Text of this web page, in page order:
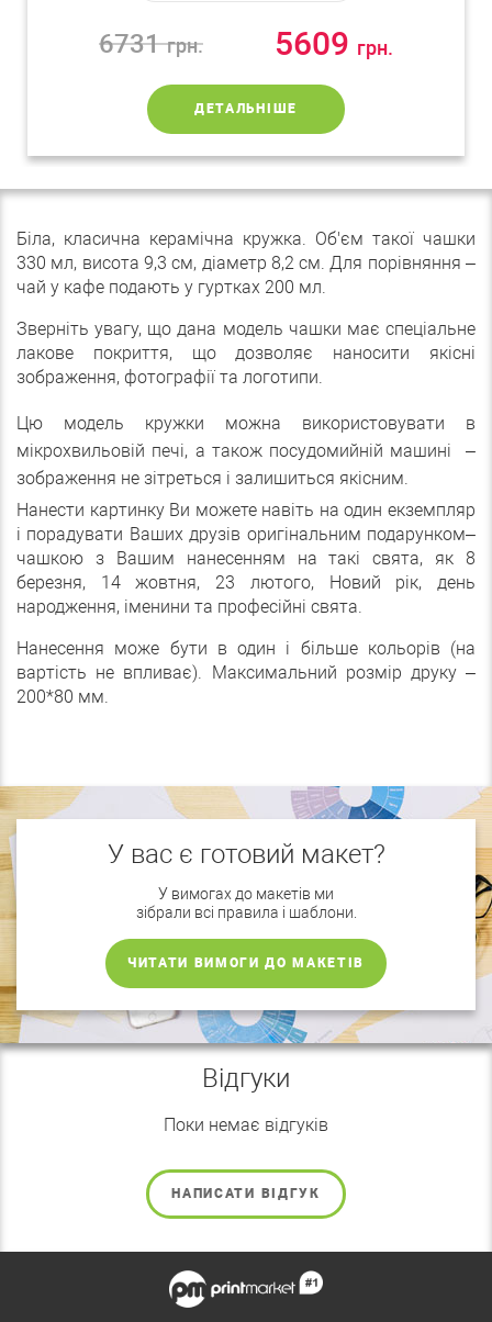
6731грн. 5609 грн.
ДЕТАЛЬНІШЕ
Біла, класична керамічна кружка. Об'єм такої чашки
330 мл, висота 9,3 см, діаметр 8,2 см. Для порівняння –
чай у кафе подають у гуртках 200 мл.
Зверніть увагу, що дана модель чашки має спеціальне
лакове покриття, що дозволяє наносити якісні
зображення, фотографії та логотипи.
Цю модель кружки можна використовувати в
мікрохвильовій печі, а також посудомийній машині –
зображення не зітреться і залишиться якісним.
Нанести картинку Ви можете навіть на один екземпляр
і порадувати Ваших друзів оригінальним подарунком–
чашкою з Вашим нанесенням на такі свята, як 8
березня, 14 жовтня, 23 лютого, Новий рік, день
народження, іменини та професійні свята.
Нанесення може бути в один і більше кольорів (на
вартість не впливає). Максимальний розмір друку –
200*80 мм.
У вас є готовий макет?
У вимогах до макетів ми
зібрали всі правила і шаблони.
ЧИТАТИ ВИМОГИ ДО МАКЕТІВ
Відгуки
Поки немає відгуків
НАПИСАТИ ВІДГУК